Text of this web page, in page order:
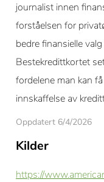
journalist innen
forståelsen for
bedre finansielle
Bestekredittkortet
fordelene man kan
innskaffelse av
Oppdatert 6/4/2026
Kilder
https://